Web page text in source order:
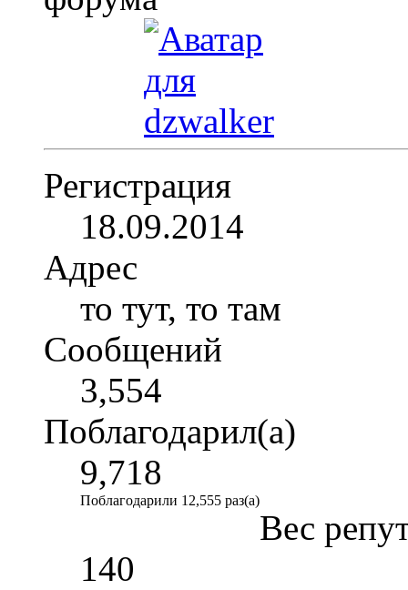
Регистрация
18.09.2014
Адрес
то тут, то там
Сообщений
3,554
Поблагодарил(а)
9,718
Поблагодарили 12,555 раз(а)
Вес
140